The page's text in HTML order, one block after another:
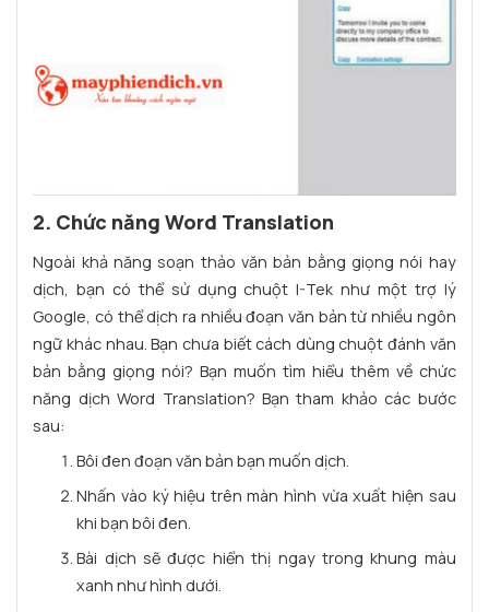
2. Chức năng Word Translation
Ngoài khả năng soạn thảo văn bản bằng giọng nói hay
dịch, bạn có thể sử dụng chuột I-Tek như một trợ lý
Google, có thể dịch ra nhiều đoạn văn bản từ nhiều ngôn
ngữ khác nhau. Bạn chưa biết cách dùng chuột đánh văn
bản bằng giọng nói? Bạn muốn tìm hiểu thêm về chức
năng dịch Word Translation? Bạn tham khảo các bước
sau:
Bôi đen đoạn văn bản bạn muốn dịch.
Nhấn vào ký hiệu trên màn hình vừa xuất hiện sau
khi bạn bôi đen.
Bài dịch sẽ được hiển thị ngay trong khung màu
xanh như hình dưới.